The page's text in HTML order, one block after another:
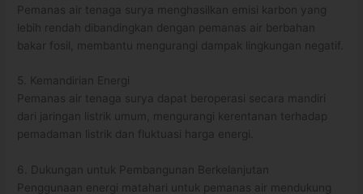
Pemanas air tenaga surya menghasilkan emisi karbon yang
lebih rendah dibandingkan dengan pemanas air berbahan
bakar fosil, membantu mengurangi dampak lingkungan negatif.
5. Kemandirian Energi
Pemanas air tenaga surya dapat beroperasi secara mandiri
dari jaringan listrik umum, mengurangi kerentanan terhadap
pemadaman listrik dan fluktuasi harga energi.
6. Dukungan untuk Pembangunan Berkelanjutan
Penggunaan energi matahari untuk pemanas air mendukung